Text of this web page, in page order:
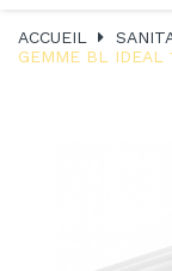
ACCUEIL
GEMME BL IDEAL